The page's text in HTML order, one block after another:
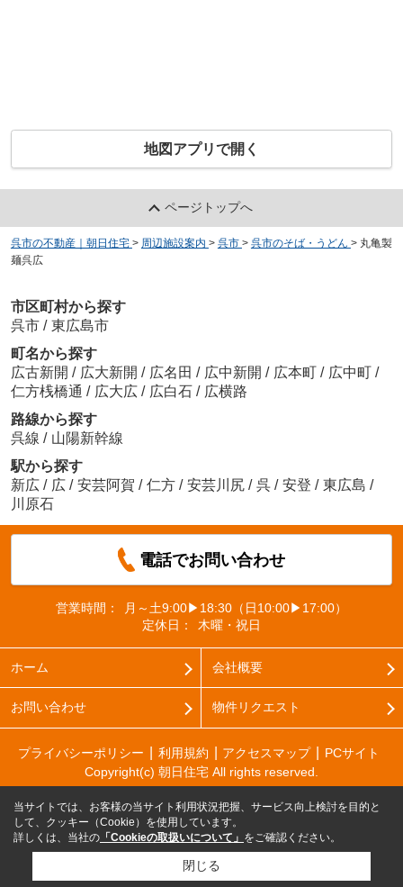
地図アプリで開く
ページトップへ
呉市の不動産｜朝日住宅 > 周辺施設案内 > 呉市 > 呉市のそば・うどん > 丸亀製
麺呉広
市区町村から探す
呉市 / 東広島市
町名から探す
広古新開 / 広大新開 / 広名田 / 広中新開 / 広本町 / 広中町 /
仁方桟橋通 / 広大広 / 広白石 / 広横路
路線から探す
呉線 / 山陽新幹線
駅から探す
新広 / 広 / 安芸阿賀 / 仁方 / 安芸川尻 / 呉 / 安登 / 東広島 /
川原石
電話でお問い合わせ
営業時間：
月～土9:00▶18:30（日10:00▶17:00）
定休日：
木曜・祝日
ホーム 会社概要
お問い合わせ 物件リクエスト
プライバシーポリシー 利用規約 アクセスマップ
PCサイト
Copyright(c) 朝日住宅 All rights reserved.
当サイトでは、お客様の当サイト利用状況把握、サービス向上検討を目的と
して、クッキー（Cookie）を使用しています。
詳しくは、当社の 「Cookieの取扱いについて」 をご確認ください。
閉じる